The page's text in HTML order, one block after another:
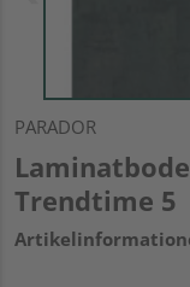
PARADOR
Trendtime 5